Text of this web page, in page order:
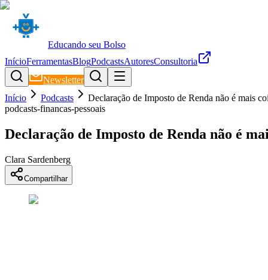
Educando seu Bolso
InícioFerramentasBlogPodcastsAutoresConsultoria
Newsletter
Início
Podcasts
Declaração de Imposto de Renda não é mais
podcasts-financas-pessoais
Declaração de Imposto de Renda não é
Clara Sardenberg
Compartilhar